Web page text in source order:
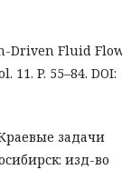
Driven Fluid
11. P. 55–84. DOI:
задачи
изд-во